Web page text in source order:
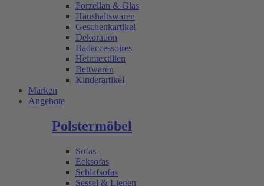
Porzellan & Glas
Haushaltswaren
Geschenkartikel
Dekoration
Badaccessoires
Heimtextilien
Bettwaren
Kinderartikel
Marken
Angebote
Polstermöbel
Sofas
Ecksofas
Schlafsofas
Sessel & Liegen